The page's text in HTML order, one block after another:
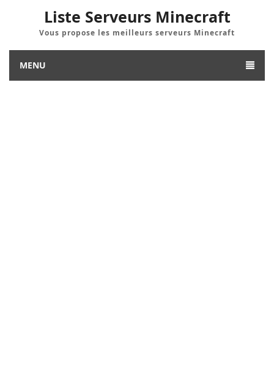
Liste Serveurs Minecraft
Vous propose les meilleurs serveurs Minecraft
MENU